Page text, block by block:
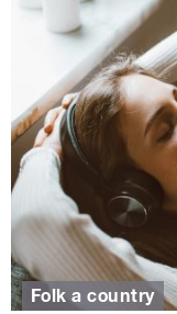
Folk a country